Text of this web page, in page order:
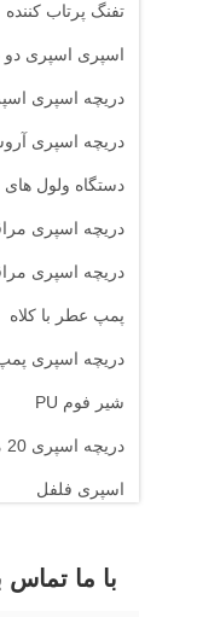
تفنگ پرتاب کننده
اسپری اسپری
دریچه اسپری
دریچه اسپری
دستگاه ولول
دریچه اسپری
دریچه اسپری
پمپ عطر با کلاه
دریچه اسپری
شیر فوم PU
دریچه اسپری 20 میلی متر
اسپری فلفل
با ما تماس